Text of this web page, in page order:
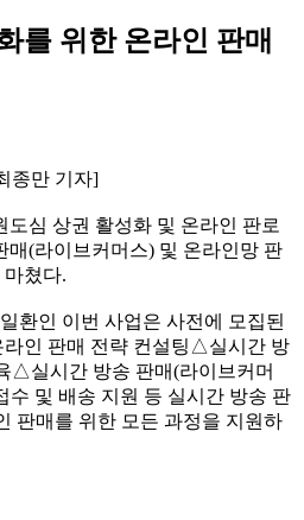
를 위한 온라인 판매
종만 기자]
도심 상권 활성화 및 온라인 판로
매(라이브커머스) 및 온라인망 판
쳤다.
환인 이번 사업은 사전에 모집된
인 판매 전략 컨설팅△실시간 방
△실시간 방송 판매(라이브커머
및 배송 지원 등 실시간 방송 판
판매를 위한 모든 과정을 지원하